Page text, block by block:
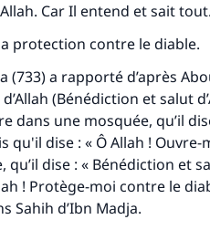
Car Il entend et sait
protection contre le diable.
(733) a rapporté d’après
(Bénédiction et salut
dans une mosquée, qu’il
qu'il dise : « Ô Allah !
dise : « Bénédiction et
! Protège-moi contre le
Sahih d’Ibn Madja.